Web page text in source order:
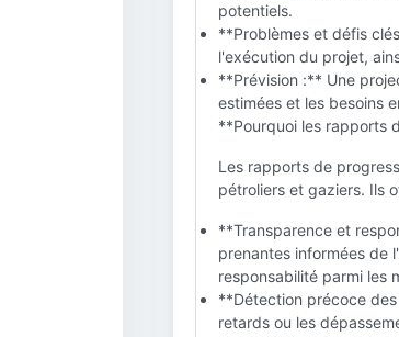
potentiels.
**Problèmes et défis
l'exécution du projet,
**Prévision :** Une
estimées et les besoins
**Pourquoi les rapports
Les rapports de
pétroliers et gaziers. Ils
**Transparence et
prenantes informées de
responsabilité parmi les
**Détection précoce
retards ou les